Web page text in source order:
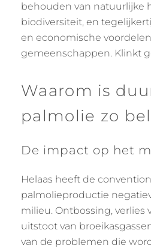
behouden van natuurlijke
biodiversiteit, en
en economische
gemeenschappen. Klinkt
Waarom is
palmolie zo
De impact op het
Helaas heeft de
palmolieproductie
milieu. Ontbossing, verlies
uitstoot van
van de problemen die